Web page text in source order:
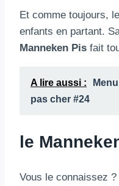
Et comme toujours,
enfants en partant.
Manneken Pis fait
A lire aussi :
pas cher #24
le
Vous le connaissez